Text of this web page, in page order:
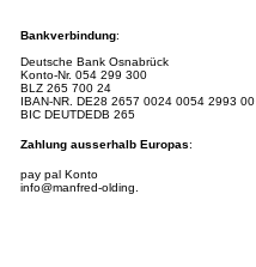
Bankverbindung:
Deutsche Bank Osnabrück
Konto-Nr. 054 299 300
BLZ 265 700 24
IBAN-NR. DE28 2657 0024 0054 2993 00
BIC DEUTDEDB 265
Zahlung ausserhalb Europas:
pay pal Konto
info@manfred-olding.